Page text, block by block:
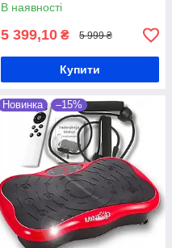
В наявності
5 399,10 ₴ 5 999 ₴
Купити
Новинка –15%